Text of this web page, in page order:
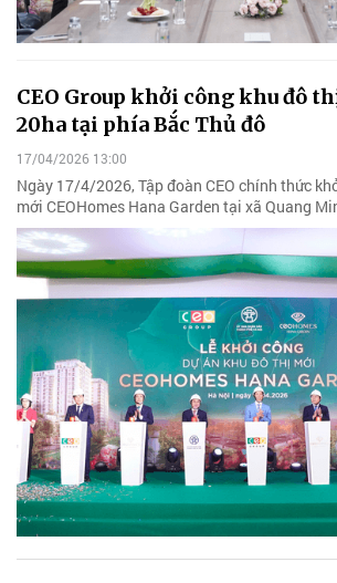
CEO Group khởi công khu đô
20ha tại phía Bắc Thủ đô
17/04/2026 13:00
Ngày 17/4/2026, Tập đoàn CEO chính thức
mới CEOHomes Hana Garden tại xã Quang